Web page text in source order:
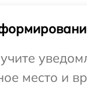
место и